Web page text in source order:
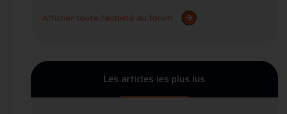
Afficher toute l'activité du forum
Les articles les plus lus